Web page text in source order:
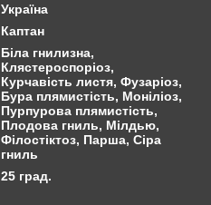
Україна
Каптан
Біла гнилизна,
Клястероспоріоз,
Курчавість листя, Фузаріоз,
Бура плямистість, Моніліоз,
Пурпурова плямистість,
Плодова гниль, Мілдью,
Філостіктоз, Парша, Сіра
гниль
25 град.